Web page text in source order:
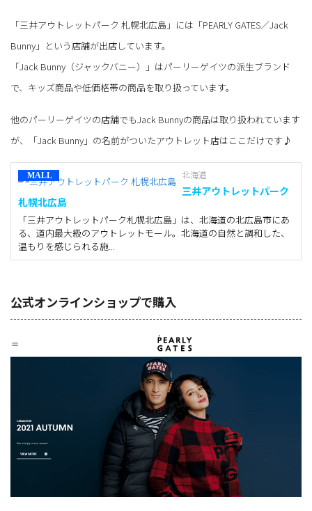
「三井アウトレットパーク 札幌北広島」には「PEARLY GATES／Jack
Bunny」という店舗が出店しています。
「Jack Bunny（ジャックバニー）」はパーリーゲイツの派生ブランド
で、キッズ商品や低価格帯の商品を取り扱っています。
他のパーリーゲイツの店舗でもJack Bunnyの商品は取り扱われています
が、「Jack Bunny」の名前がついたアウトレット店はここだけです♪
北海道
三井アウトレットパーク
札幌北広島
「三井アウトレットパーク札幌北広島」は、北海道の北広島市にあ
る、道内最大級のアウトレットモール。北海道の自然と調和した、
温もりを感じられる施...
公式オンラインショップで購入